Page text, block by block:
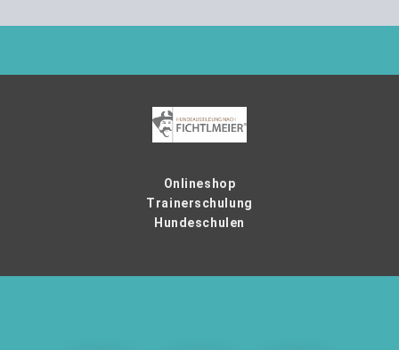
Onlineshop
Trainerschulung
Hundeschulen